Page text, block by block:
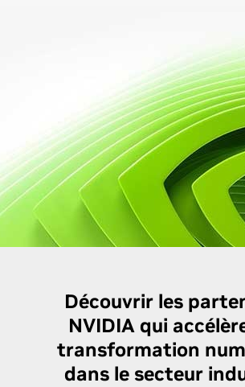
Découvrir les
NVIDIA qui
transformation
dans le secteur